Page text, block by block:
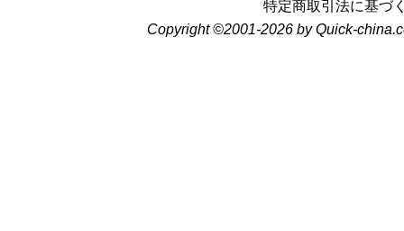
特定商取引法に基づ
Copyright ©2001-2026 by Quick-